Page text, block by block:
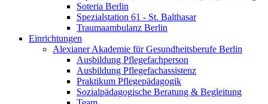
Soteria Berlin
Spezialstation 61 - St. Balthasar
Traumaambulanz Berlin
Einrichtungen
Alexianer Akademie für Gesundheitsberufe Berlin
Ausbildung Pflegefachperson
Ausbildung Pflegefachassistenz
Praktikum Pflegepädagogik
Sozialpädagogische Beratung & Begleitung